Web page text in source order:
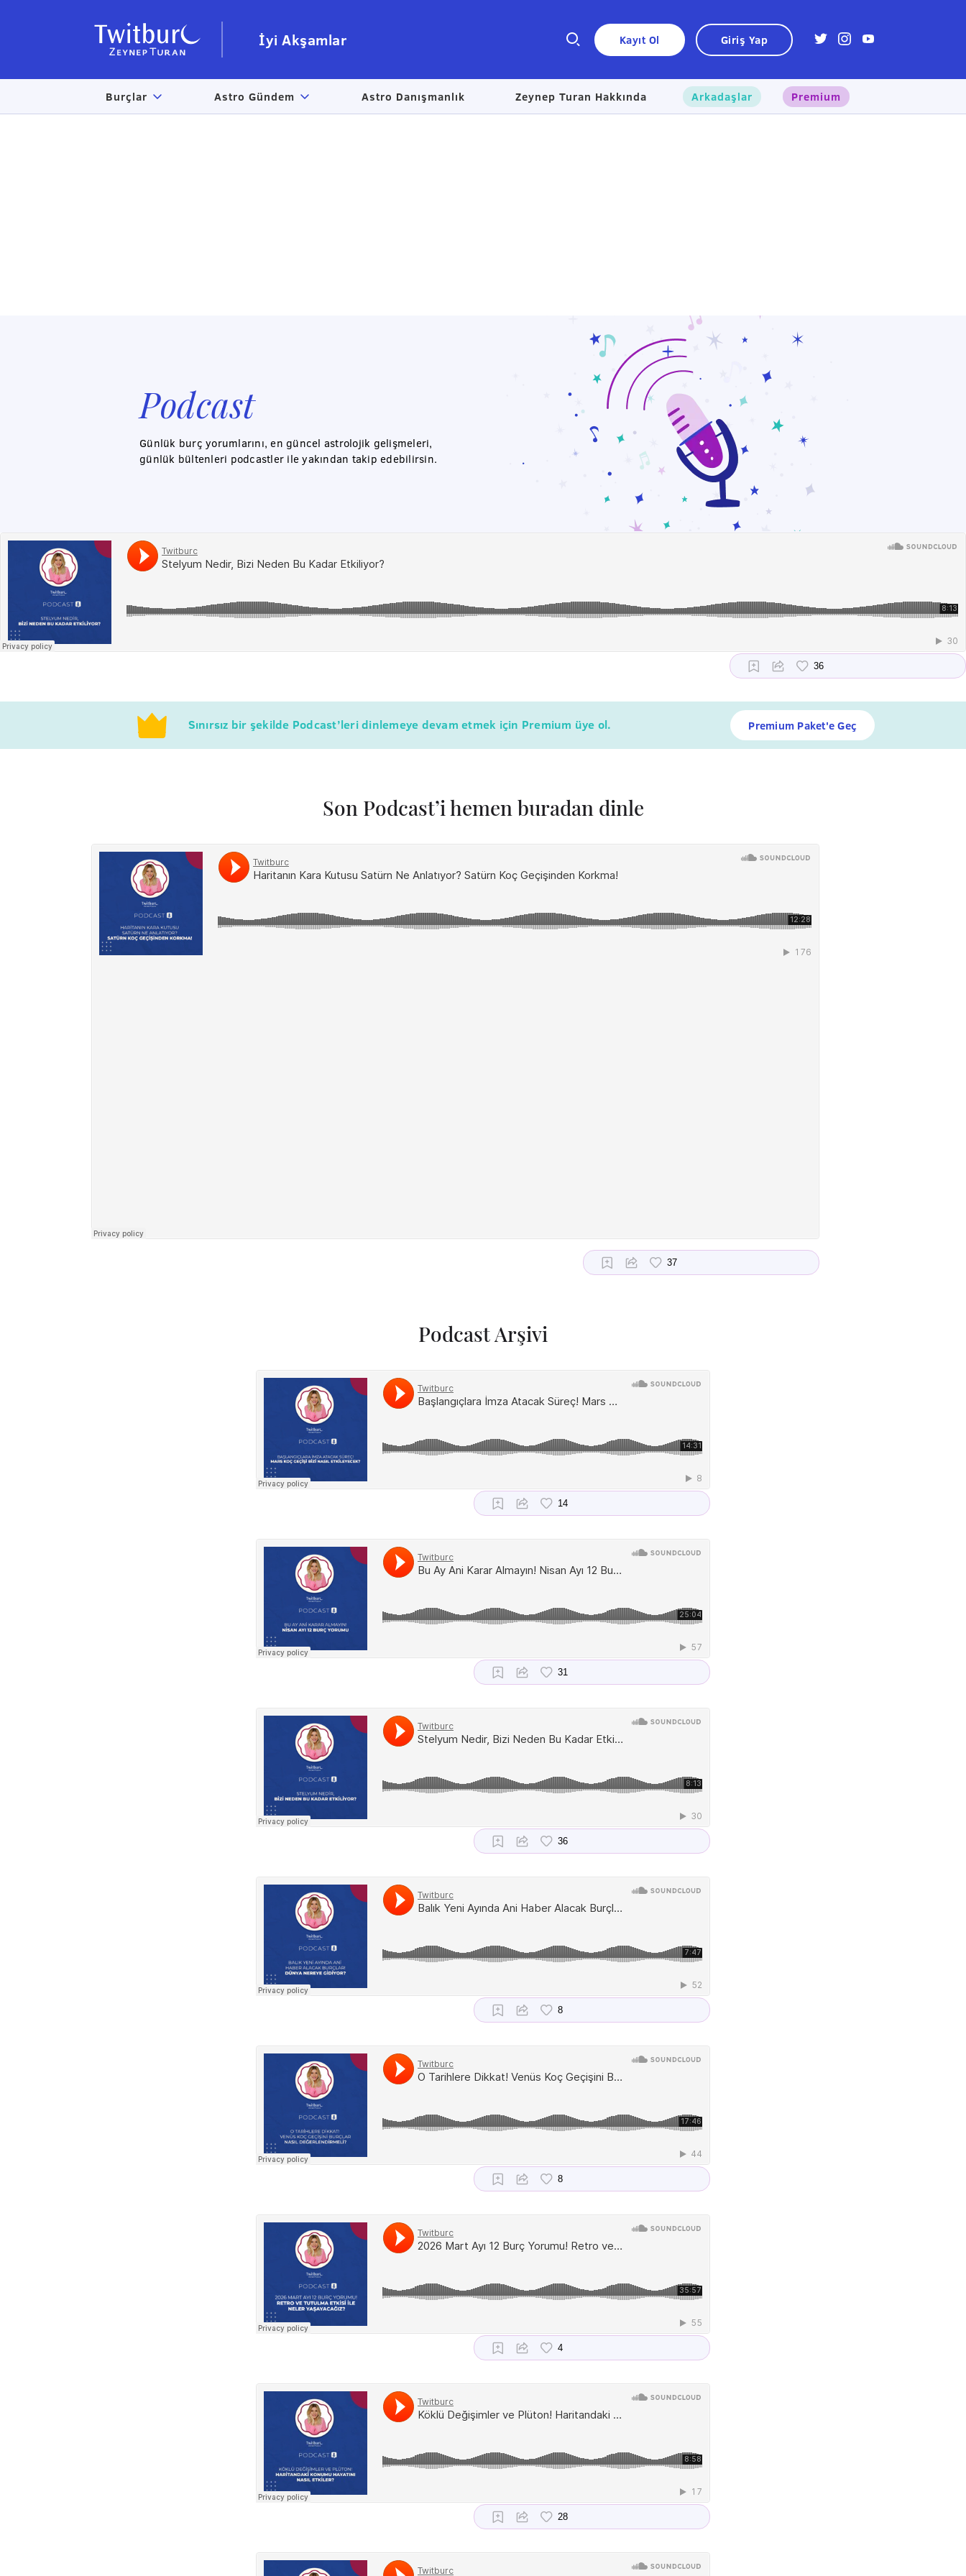
İyi Akşamlar Kayıt Ol Giriş Yap
Burçlar Astro Gündem Astro Danışmanlık Zeynep Turan Hakkında Arkadaşlar Premium
Podcast
Günlük burç yorumlarını, en güncel astrolojik gelişmeleri,
günlük bültenleri podcastler ile yakından takip edebilirsin.
Sınırsız bir şekilde Podcast’leri dinlemeye devam etmek için Premium üye ol. Premium Paket'e Geç
Son Podcast’i hemen buradan dinle
Podcast Arşivi